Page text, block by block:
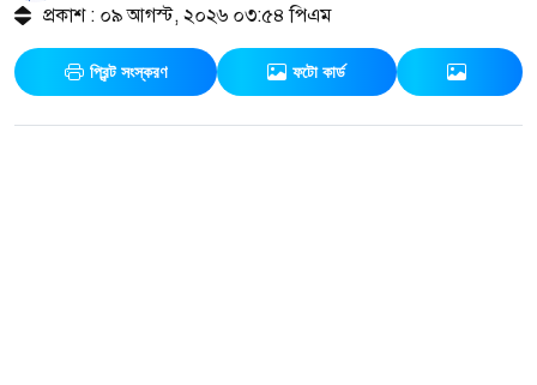
প্রকাশ : ০৯ আগস্ট, ২০২৬ ০৩:৫৪ পিএম
প্রিন্ট সংস্করণ ফটো কার্ড